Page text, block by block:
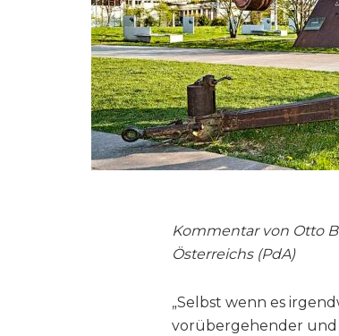
Kommentar von Otto
Österreichs (PdA)
„Selbst wenn es
vorübergehender und